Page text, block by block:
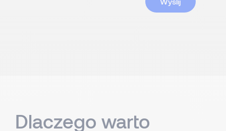
Dlaczego warto